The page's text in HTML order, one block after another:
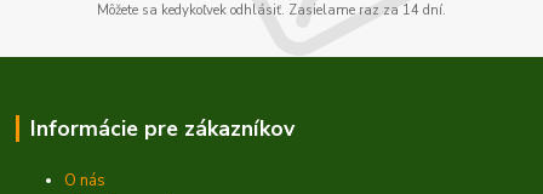
Môžete sa kedykoľvek odhlásiť. Zasielame raz za 14 dní.
Informácie pre zákazníkov
O nás